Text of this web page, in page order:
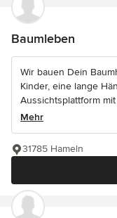
Baumleben
Wir bauen Dein
Kinder, eine lange
Aussichtsplattform mit
Mehr
31785 Hameln